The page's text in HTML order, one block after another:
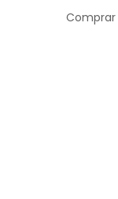
Comprar